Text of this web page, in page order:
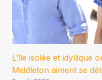
L’île isolée et idyllique
Middleton aiment se